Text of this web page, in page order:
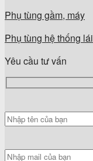
Phụ tùng gầm, máy
Phụ tùng hệ thống lái
Yêu cầu tư vấn